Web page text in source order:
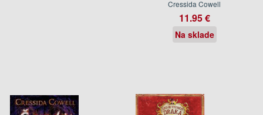
Cressida Cowell
11.95 €
Na sklade